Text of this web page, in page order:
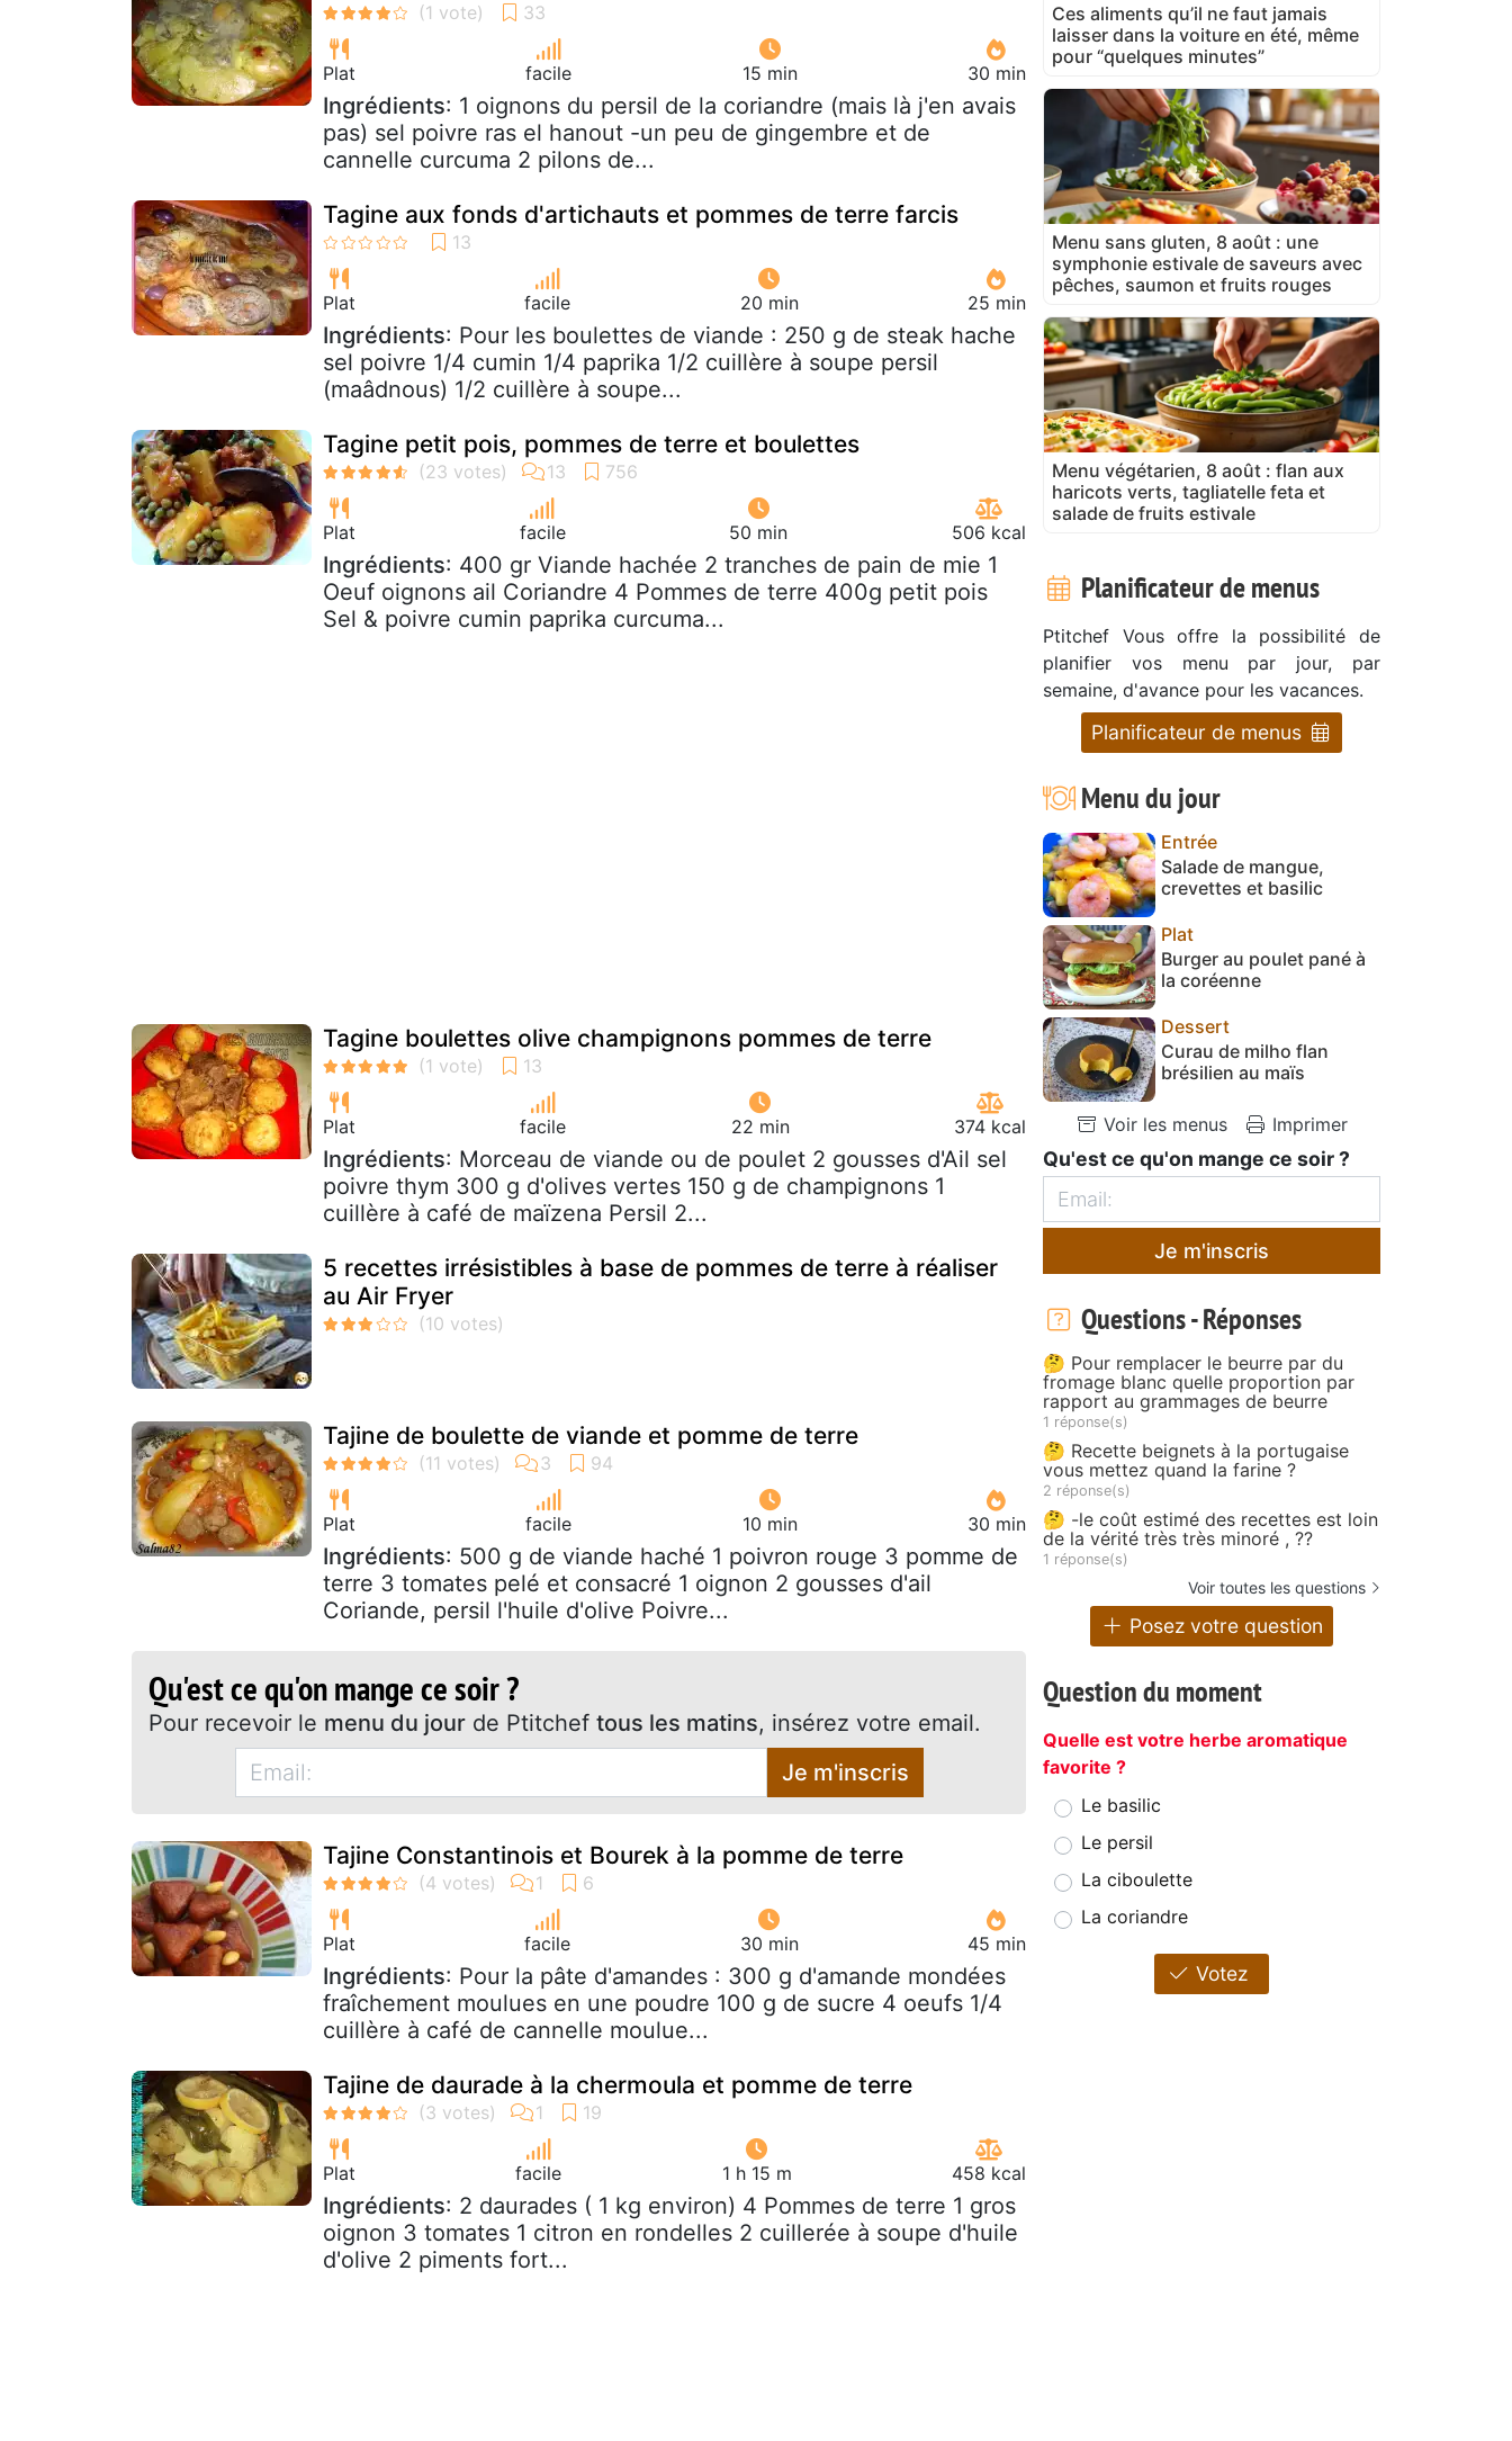
Plat facile 15 min 30 min
Ingrédients: 1 oignons du persil de la coriandre (mais là j'en avais
pas) sel poivre ras el hanout -un peu de gingembre et de
cannelle curcuma 2 pilons de...
Tagine aux fonds d'artichauts et pommes de terre farcis
Plat facile 20 min 25 min
Ingrédients: Pour les boulettes de viande : 250 g de steak hache
sel poivre 1/4 cumin 1/4 paprika 1/2 cuillère à soupe persil
(maâdnous) 1/2 cuillère à soupe...
Tagine petit pois, pommes de terre et boulettes
Plat facile 50 min 506 kcal
Ingrédients: 400 gr Viande hachée 2 tranches de pain de mie 1
Oeuf oignons ail Coriandre 4 Pommes de terre 400g petit pois
Sel & poivre cumin paprika curcuma...
Tagine boulettes olive champignons pommes de terre
Plat facile 22 min 374 kcal
Ingrédients: Morceau de viande ou de poulet 2 gousses d'Ail sel
poivre thym 300 g d'olives vertes 150 g de champignons 1
cuillère à café de maïzena Persil 2...
5 recettes irrésistibles à base de pommes de terre à réaliser
au Air Fryer
Tajine de boulette de viande et pomme de terre
Plat facile 10 min 30 min
Ingrédients: 500 g de viande haché 1 poivron rouge 3 pomme de
terre 3 tomates pelé et consacré 1 oignon 2 gousses d'ail
Coriande, persil l'huile d'olive Poivre...
Qu'est ce qu'on mange ce soir ?
Pour recevoir le menu du jour de Ptitchef tous les matins, insérez votre email.
Je m'inscris
Tajine Constantinois et Bourek à la pomme de terre
Plat facile 30 min 45 min
Ingrédients: Pour la pâte d'amandes : 300 g d'amande mondées
fraîchement moulues en une poudre 100 g de sucre 4 oeufs 1/4
cuillère à café de cannelle moulue...
Tajine de daurade à la chermoula et pomme de terre
Plat facile 1 h 15 m 458 kcal
Ingrédients: 2 daurades ( 1 kg environ) 4 Pommes de terre 1 gros
oignon 3 tomates 1 citron en rondelles 2 cuillerée à soupe d'huile
d'olive 2 piments fort...
Ces aliments qu’il ne faut jamais
laisser dans la voiture en été, même
pour “quelques minutes”
Menu sans gluten, 8 août : une
symphonie estivale de saveurs avec
pêches, saumon et fruits rouges
Menu végétarien, 8 août : flan aux
haricots verts, tagliatelle feta et
salade de fruits estivale
Planificateur de menus
Ptitchef Vous offre la possibilité de
planifier vos menu par jour, par
semaine, d'avance pour les vacances.
Planificateur de menus
Menu du jour
Entrée
Salade de mangue,
crevettes et basilic
Plat
Burger au poulet pané à
la coréenne
Dessert
Curau de milho flan
brésilien au maïs
Voir les menus Imprimer
Qu'est ce qu'on mange ce soir ?
Je m'inscris
Questions - Réponses
🤔 Pour remplacer le beurre par du
fromage blanc quelle proportion par
rapport au grammages de beurre
1 réponse(s)
🤔 Recette beignets à la portugaise
vous mettez quand la farine ?
2 réponse(s)
🤔 -le coût estimé des recettes est loin
de la vérité très très minoré , ??
1 réponse(s)
Voir toutes les questions
Posez votre question
Question du moment
Quelle est votre herbe aromatique
favorite ?
Le basilic
Le persil
La ciboulette
La coriandre
Votez